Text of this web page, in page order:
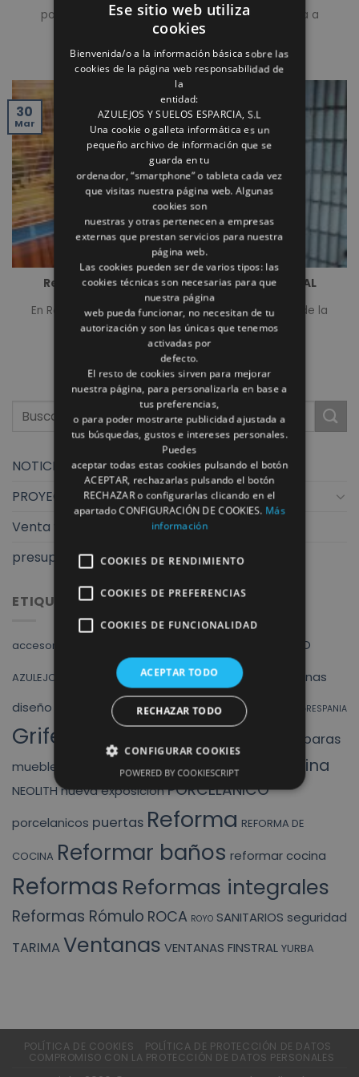
posibilidades. En Finstral puede diseñar su puerta a
medida. [...]
Reforma de puerta balconera marca FINSTRAL
En Reformas Rómulo hemos realizado la reforma de la
puerta balconera de un piso en [...]
30
Mar
NOTICIAS
PROYECTOS
Venta y exposición
presupuestos finstral
ETIQUETAS
accesorios baño AZULEJO
AZULEJOS baño bañoscocina
cocinas
diseño
DUCHAS exposicion finstral GRESPANIA
Griferias mamparas
mueble baño MUEBLES BAÑO muebles cocina
NEOLITH nueva exposiciónPORCELANICO
porcelanicos puertas Reforma REFORMA DE
COCINA Reformar baños reformar cocina
Reformas Reformas integrales
Reformas Rómulo ROCA ROYO SANITARIOS seguridad
TARIMAVentanas VENTANAS FINSTRAL YURBA
POLÍTICA DE COOKIES
POLÍTICA DE PROTECCIÓN DE DATOS
COMPROMISO CON LA PROTECCIÓN DE DATOS PERSONALES
Ese sitio web utiliza
cookies
Bienvenida/o a la información básica sobre las
cookies de la página web responsabilidad de
la
entidad:
AZULEJOS Y SUELOS ESPARCIA, S.L
Una cookie o galleta informática es un
pequeño archivo de información que se
guarda en tu
ordenador, “smartphone” o tableta cada vez
que visitas nuestra página web. Algunas
cookies son
nuestras y otras pertenecen a empresas
externas que prestan servicios para nuestra
página web.
Las cookies pueden ser de varios tipos: las
cookies técnicas son necesarias para que
nuestra página
web pueda funcionar, no necesitan de tu
autorización y son las únicas que tenemos
activadas por
defecto.
El resto de cookies sirven para mejorar
nuestra página, para personalizarla en base a
tus preferencias,
o para poder mostrarte publicidad ajustada a
tus búsquedas, gustos e intereses personales.
Puedes
aceptar todas estas cookies pulsando el botón
ACEPTAR, rechazarlas pulsando el botón
RECHAZAR o configurarlas clicando en el
apartado CONFIGURACIÓN DE COOKIES. Más
información
COOKIES DE RENDIMIENTO
COOKIES DE PREFERENCIAS
COOKIES DE FUNCIONALIDAD
ACEPTAR TODO
RECHAZAR TODO
CONFIGURAR COOKIES
POWERED BY COOKIESCRIPT